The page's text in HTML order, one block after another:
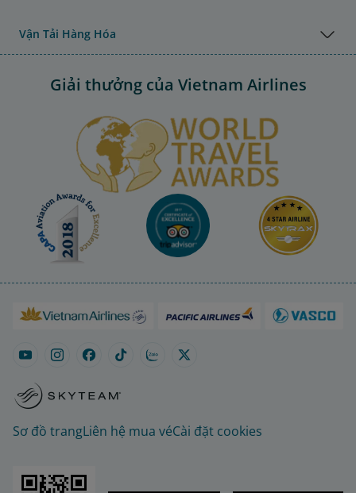
Vận Tải Hàng Hóa
Giải thưởng của Vietnam Airlines
Sơ đồ trangLiên hệ mua véCài đặt cookies